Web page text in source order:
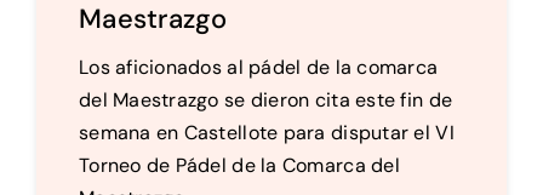
Maestrazgo
Los aficionados al pádel de la comarca
del Maestrazgo se dieron cita este fin de
semana en Castellote para disputar el VI
Torneo de Pádel de la Comarca del